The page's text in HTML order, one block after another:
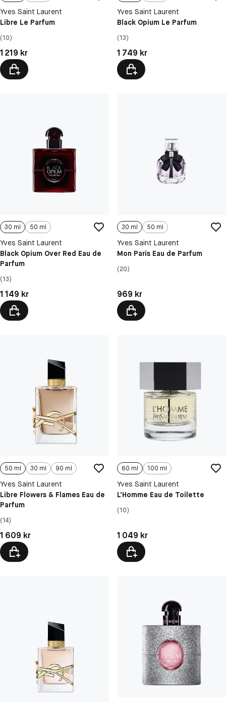
Yves Saint Laurent
Libre Le Parfum
(10)
Pris: 1 219 kr
1 219 kr
Yves Saint Laurent
Black Opium Le Parfum
(13)
Pris: 1 749 kr
1 749 kr
30 ml 50 ml
Yves Saint Laurent
Black Opium Over Red Eau de
Parfum
(13)
Pris: 1 149 kr
1 149 kr
30 ml 50 ml
Yves Saint Laurent
Mon Paris Eau de Parfum
(20)
Pris: 969 kr
969 kr
50 ml 30 ml 90 ml
Yves Saint Laurent
Libre Flowers & Flames Eau de
Parfum
(14)
Pris: 1 609 kr
1 609 kr
60 ml 100 ml
Yves Saint Laurent
L'Homme Eau de Toilette
(10)
Pris: 1 049 kr
1 049 kr